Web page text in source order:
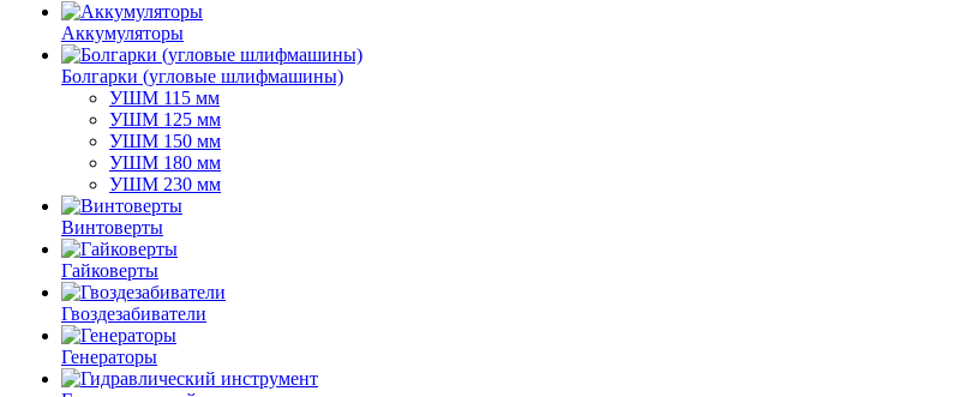
Аккумуляторы
Болгарки (угловые шлифмашины)
УШМ 115 мм
УШМ 125 мм
УШМ 150 мм
УШМ 180 мм
УШМ 230 мм
Винтоверты
Гайковерты
Гвоздезабиватели
Генераторы